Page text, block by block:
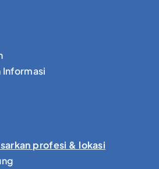
Informasi
profesi & lokasi